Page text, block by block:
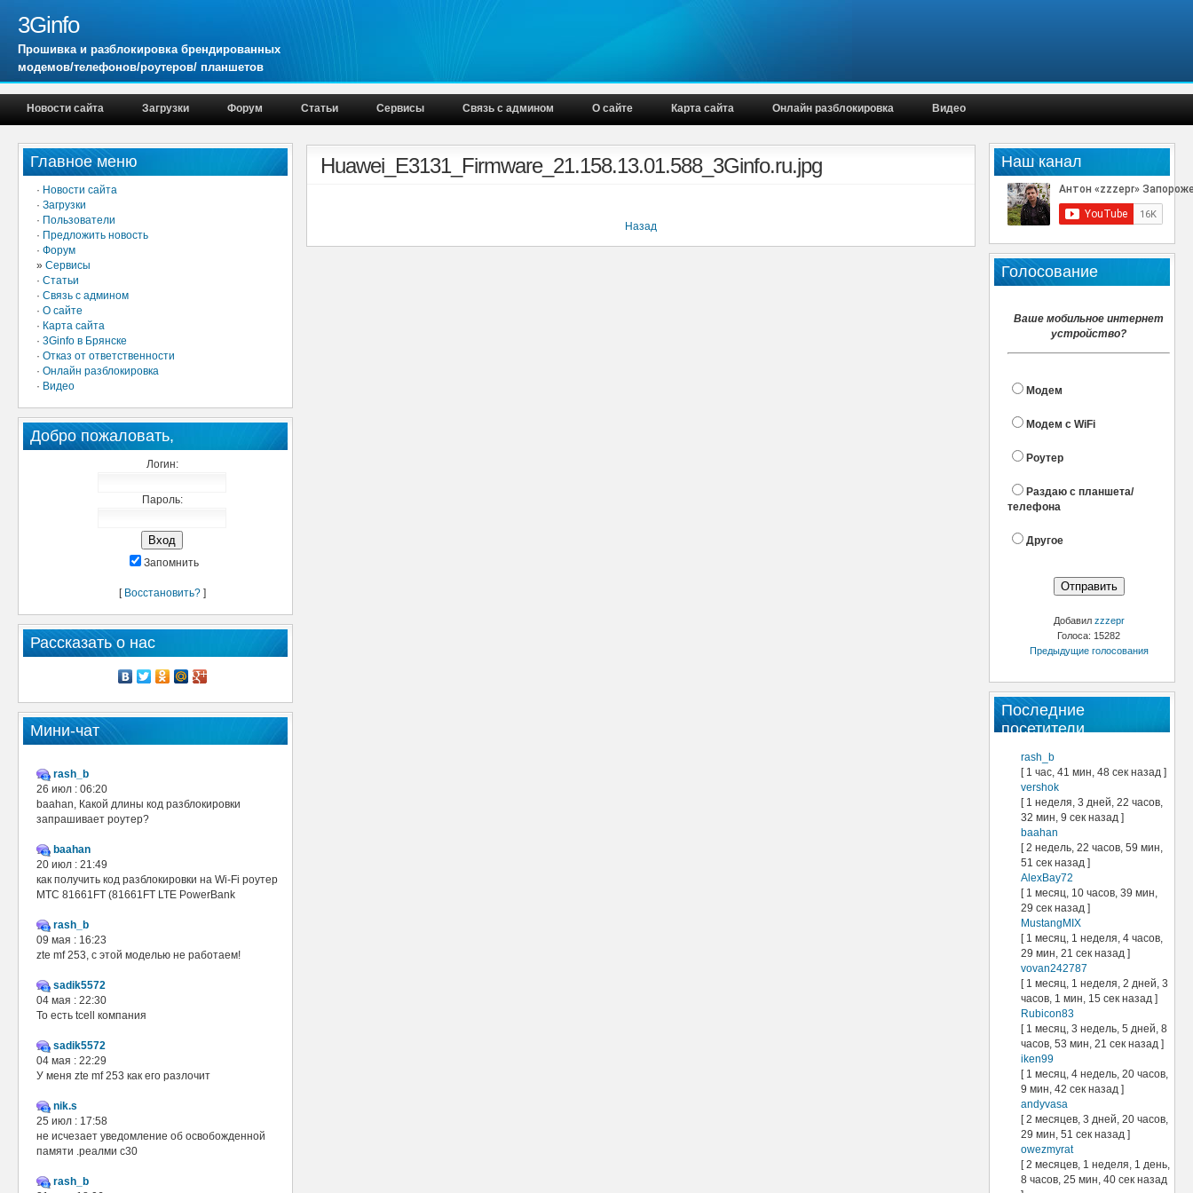
3Ginfo
Прошивка и разблокировка брендированных
модемов/телефонов/роутеров/ планшетов
Новости сайта Загрузки Форум Статьи Сервисы Связь с админом О сайте Карта сайта Онлайн разблокировка Видео
Наш канал
Голосование
Ваше мобильное интернет
устройство?
Модем
Модем с WiFi
Роутер
Раздаю с планшета/
телефона
Другое
Добавил zzzepr
Голоса: 15282
Предыдущие голосования
Последние
посетители
rash_b
[ 1 час, 41 мин, 48 сек назад ]
vershok
[ 1 неделя, 3 дней, 22 часов,
32 мин, 9 сек назад ]
baahan
[ 2 недель, 22 часов, 59 мин,
51 сек назад ]
AlexBay72
[ 1 месяц, 10 часов, 39 мин,
29 сек назад ]
MustangMIX
[ 1 месяц, 1 неделя, 4 часов,
29 мин, 21 сек назад ]
vovan242787
[ 1 месяц, 1 неделя, 2 дней, 3
часов, 1 мин, 15 сек назад ]
Rubicon83
[ 1 месяц, 3 недель, 5 дней, 8
часов, 53 мин, 21 сек назад ]
iken99
[ 1 месяц, 4 недель, 20 часов,
9 мин, 42 сек назад ]
andyvasa
[ 2 месяцев, 3 дней, 20 часов,
29 мин, 51 сек назад ]
owezmyrat
[ 2 месяцев, 1 неделя, 1 день,
8 часов, 25 мин, 40 сек назад
Главное меню
· Новости сайта
· Загрузки
· Пользователи
· Предложить новость
· Форум
» Сервисы
· Статьи
· Связь с админом
· О сайте
· Карта сайта
· 3Ginfo в Брянске
· Отказ от ответственности
· Онлайн разблокировка
· Видео
Добро пожаловать,
Логин:
Пароль:
Запомнить
[ Восстановить?]
Рассказать о нас
Мини-чат
rash_b
26 июл : 06:20
baahan, Какой длины код разблокировки
запрашивает роутер?
baahan
20 июл : 21:49
как получить код разблокировки на Wi-Fi роутер
МТС 81661FT (81661FT LTE PowerBank
rash_b
09 мая : 16:23
zte mf 253, с этой моделью не работаем!
sadik5572
04 мая : 22:30
То есть tcell компания
sadik5572
04 мая : 22:29
У меня zte mf 253 как его разлочит
nik.s
25 июл : 17:58
не исчезает уведомление об освобожденной
памяти .реалми с30
rash_b
Huawei_E3131_Firmware_21.158.13.01.588_3Ginfo.ru.jpg
Назад